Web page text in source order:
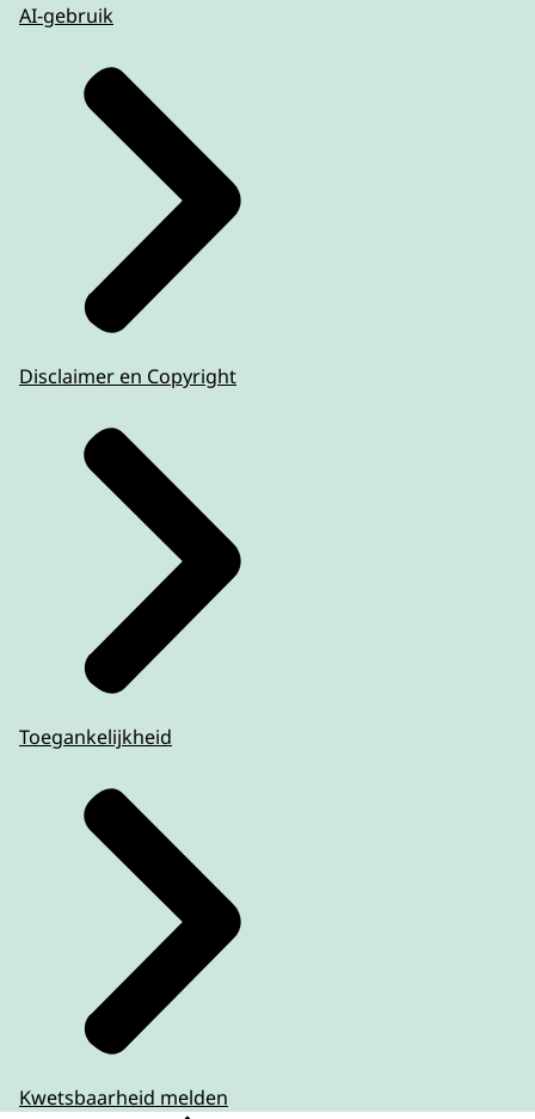
AI-gebruik
Disclaimer en Copyright
Toegankelijkheid
Kwetsbaarheid melden